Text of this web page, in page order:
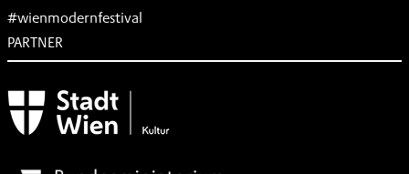
#wienmodernfestival
PARTNER
Subventionsgeber